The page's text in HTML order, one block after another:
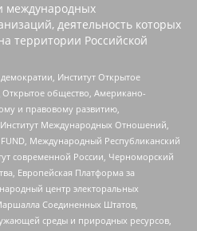
международных
деятельность которых
территории Российской
Институт Открытое
общество, Американо-
и правовому развитию,
Международных Отношений,
FUND, Международный Республиканский
современной России, Черноморский
Европейская Платформа за
центр электоральных
Соединенных Штатов,
среды и природных ресурсов,